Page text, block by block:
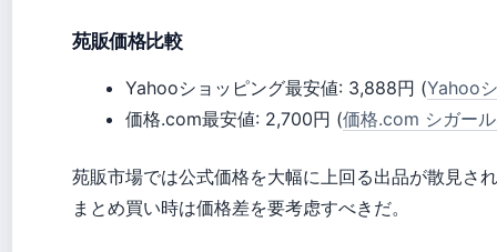
苑販価格比較
Yahooショッピング最安値: 3,888円 (Yahoo
価格.com最安値: 2,700円 (価格.com シガー
苑販市場では公式価格を大幅に上回る出品が散見さ
まとめ買い時は価格差を要考虑すべきだ。